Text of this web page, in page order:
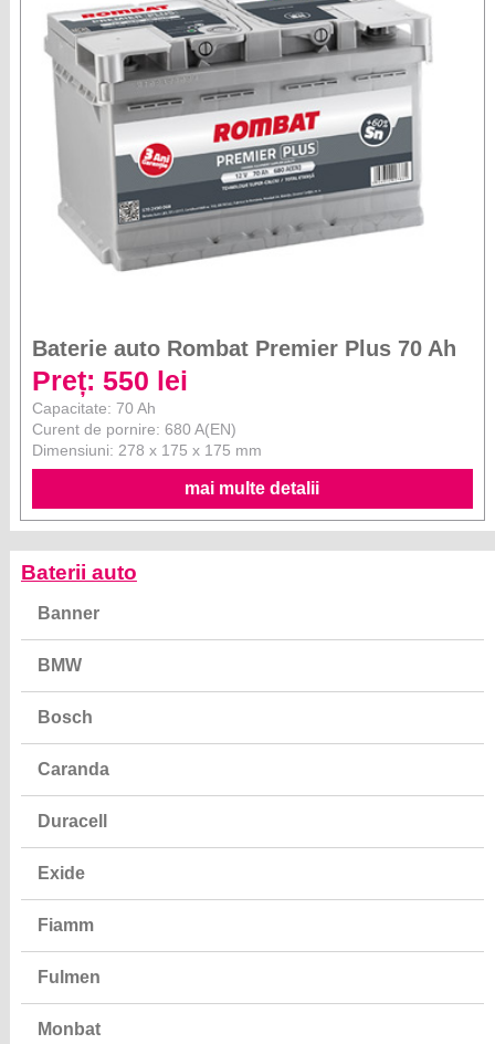
Baterie auto Rombat Premier Plus 70 Ah
Preț: 550 lei
Capacitate: 70 Ah
Curent de pornire: 680 A(EN)
Dimensiuni: 278 x 175 x 175 mm
mai multe detalii
Baterii auto
Banner
BMW
Bosch
Caranda
Duracell
Exide
Fiamm
Fulmen
Monbat